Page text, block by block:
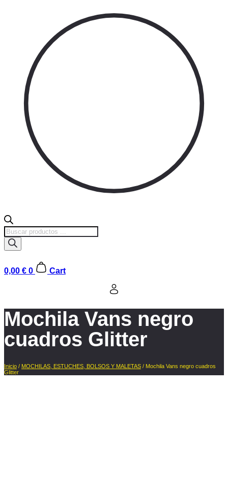
Búsqueda
de
productos
0,00 € 0 Cart
Mochila Vans negro
cuadros Glitter
Inicio / MOCHILAS, ESTUCHES, BOLSOS Y MALETAS / Mochila Vans negro cuadros
Glitter